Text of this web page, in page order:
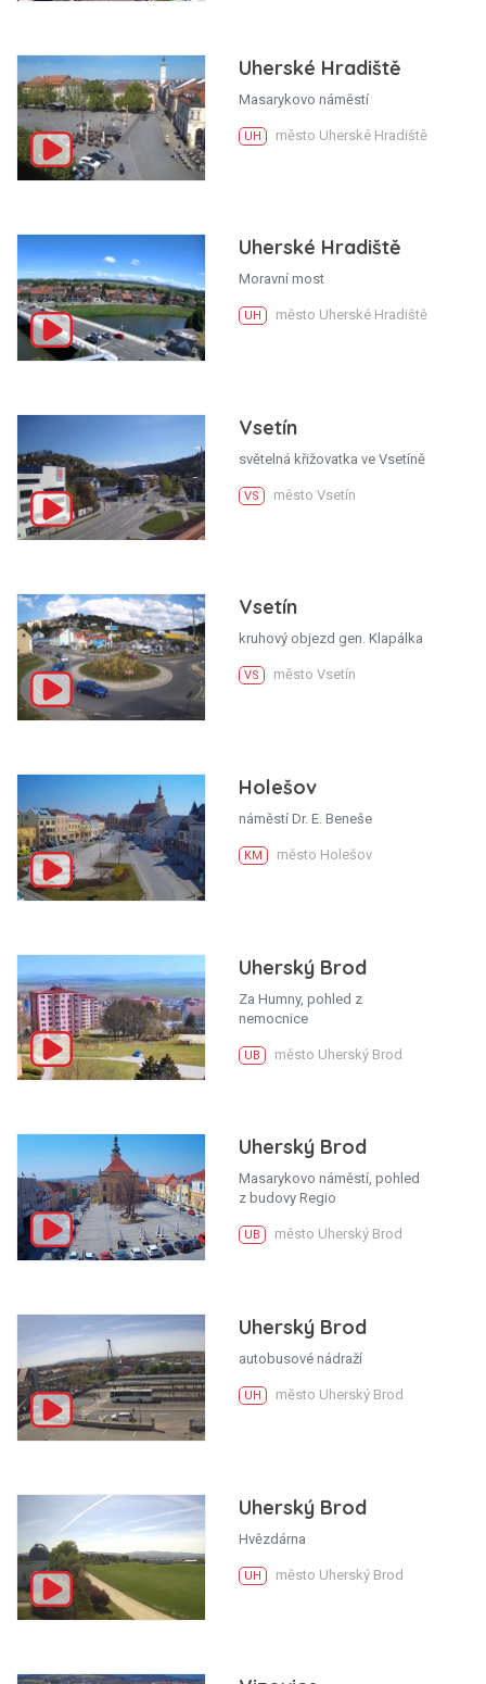
Uherské Hradiště
Masarykovo náměstí
UH město Uherské Hradiště
Uherské Hradiště
Moravní most
UH město Uherské Hradiště
Vsetín
světelná křižovatka ve Vsetíně
VS město Vsetín
Vsetín
kruhový objezd gen. Klapálka
VS město Vsetín
Holešov
náměstí Dr. E. Beneše
KM město Holešov
Uherský Brod
Za Humny, pohled z
nemocnice
UB město Uherský Brod
Uherský Brod
Masarykovo náměstí, pohled
z budovy Regio
UB město Uherský Brod
Uherský Brod
autobusové nádraží
UH město Uherský Brod
Uherský Brod
Hvězdárna
UH město Uherský Brod